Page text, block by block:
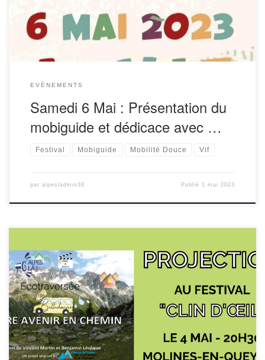
EVÈNEMENTS
Samedi 6 Mai : Présentation du
mobiguide et dédicace avec …
Festival Mobiguide Mobilité Douce Vif
par alpesladmin38 Publié 1 mai 2023
Projection proposée à l’occasion du Festival Clin d’Oeil. Voir
plus d’infos